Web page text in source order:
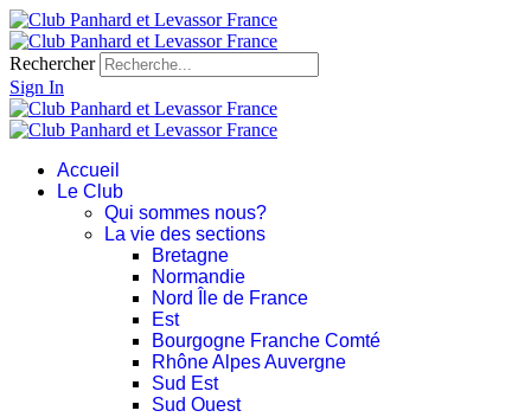
Rechercher
Sign In
Accueil
Le Club
Qui sommes nous?
La vie des sections
Bretagne
Normandie
Nord Île de France
Est
Bourgogne Franche Comté
Rhône Alpes Auvergne
Sud Est
Sud Ouest